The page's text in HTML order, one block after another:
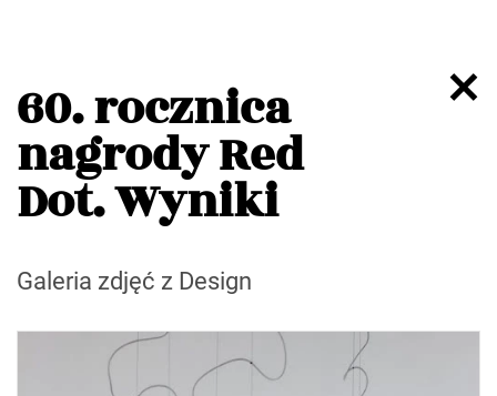
60. rocznica
nagrody Red
Dot. Wyniki
Galeria zdjęć z Design